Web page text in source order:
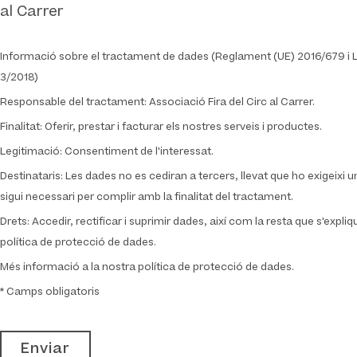
al Carrer
Informació sobre el tractament de dades (Reglament (UE) 2016/679 i
3/2018)
Responsable del tractament: Associació Fira del Circ al Carrer.
Finalitat: Oferir, prestar i facturar els nostres serveis i productes.
Legitimació: Consentiment de l'interessat.
Destinataris: Les dades no es cediran a tercers, llevat que ho exigeixi
sigui necessari per complir amb la finalitat del tractament.
Drets: Accedir, rectificar i suprimir dades, així com la resta que
política de protecció de dades.
Més informació a la nostra política de protecció de dades.
* Camps obligatoris
Enviar